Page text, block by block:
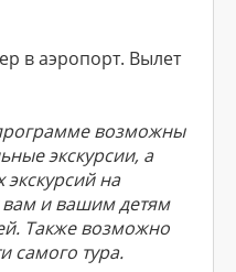
в аэропорт. Вылет
возможны
экскурсии, а
экскурсий на
и вашим детям
Также возможнo
самого тура.